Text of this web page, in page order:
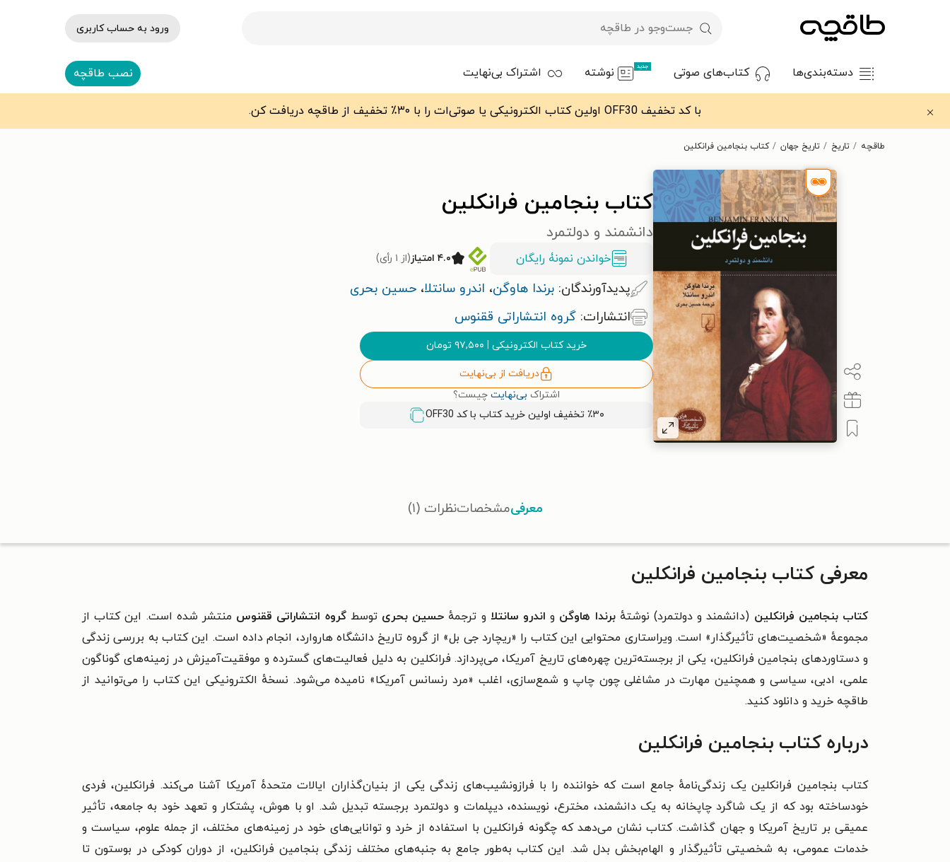
ورود به حساب کاربری
دسته‌بندی‌ها کتاب‌های صوتی جدید نوشته اشتراک بی‌نهایت نصب طاقچه
با کد تخفیف OFF30 اولین کتاب الکترونیکی یا صوتی‌ات را با ۳۰٪ تخفیف از طاقچه دریافت کن.
طاقچه تاریخ تاریخ جهان کتاب بنجامین فرانکلین
کتاب بنجامین فرانکلین
دانشمند و دولتمرد
خواندن نمونۀ رایگان ۴.۰ امتیاز (از ۱ رأی)
پدیدآورندگان: برندا هاوگن، اندرو سانتلا، حسین بحری
انتشارات: گروه انتشاراتی ققنوس
خرید کتاب الکترونیکی | ۹۷,۵۰۰ تومان
دریافت از بی‌نهایت
اشتراک بی‌نهایت چیست؟
٪۳۰ تخفیف اولین خرید کتاب با کد
OFF30
معرفیمشخصاتنظرات (۱)
معرفی کتاب بنجامین فرانکلین
کتاب بنجامین فرانکلین (دانشمند و دولتمرد) نوشتهٔ برندا هاوگن و اندرو سانتلا و ترجمهٔ حسین بحری توسط گروه انتشاراتی ققنوس منتشر شده است. این کتاب از
مجموعهٔ‌ «شخصیت‌های تأثیرگذار» است. ویراستاری محتوایی این کتاب را «ریچارد جی بل» از گروه تاریخ دانشگاه هاروارد، انجام داده است. این کتاب به بررسی زندگی
و دستاوردهای بنجامین فرانکلین، یکی از برجسته‌ترین چهره‌های تاریخ آمریکا، می‌پردازد. فرانکلین به دلیل فعالیت‌های گسترده و موفقیت‌آمیزش در زمینه‌های گوناگون
علمی، ادبی، سیاسی و همچنین مهارت در مشاغلی چون چاپ و شمع‌سازی، اغلب «مرد رنسانس آمریکا» نامیده می‌شود. نسخهٔ الکترونیکی این کتاب را می‌توانید از
طاقچه خرید و دانلود کنید.
درباره کتاب بنجامین فرانکلین
کتاب بنجامین فرانکلین یک زندگی‌نامهٔ جامع است که خواننده را با فرازونشیب‌های زندگی یکی از بنیان‌گذاران ایالات متحدهٔ آمریکا آشنا می‌کند. فرانکلین، فردی
خودساخته بود که از یک شاگرد چاپخانه به یک دانشمند، مخترع، نویسنده، دیپلمات و دولتمرد برجسته تبدیل شد. او با هوش، پشتکار و تعهد خود به جامعه، تأثیر
عمیقی بر تاریخ آمریکا و جهان گذاشت. کتاب نشان می‌دهد که چگونه فرانکلین با استفاده از خرد و توانایی‌های خود در زمینه‌های مختلف، از جمله علوم، سیاست و
خدمات عمومی، به شخصیتی تأثیرگذار و الهام‌بخش بدل شد. این کتاب به‌طور جامع به جنبه‌های مختلف زندگی بنجامین فرانکلین، از دوران کودکی در بوستون تا